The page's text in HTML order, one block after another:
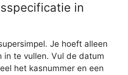
in
Je hoeft alleen
in te vullen. Vul de datum
het kasnummer en een